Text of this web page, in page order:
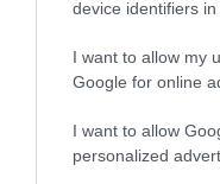
device identifiers in
I want to allow my
Google for online
I want to allow
personalized
nevezetesség
sem muszáj
leginkább egész
akkor tegyünk is
kihagyunk egy